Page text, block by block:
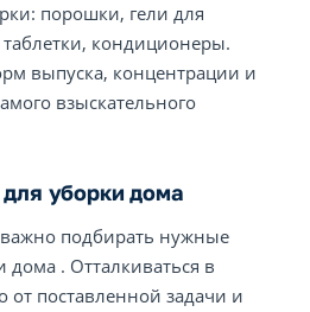
порошки, гели для
таблетки, кондиционеры.
выпуска, концентрации и
взыскательного
уборки дома
подбирать нужные
дома . Отталкиваться в
поставленной задачи и